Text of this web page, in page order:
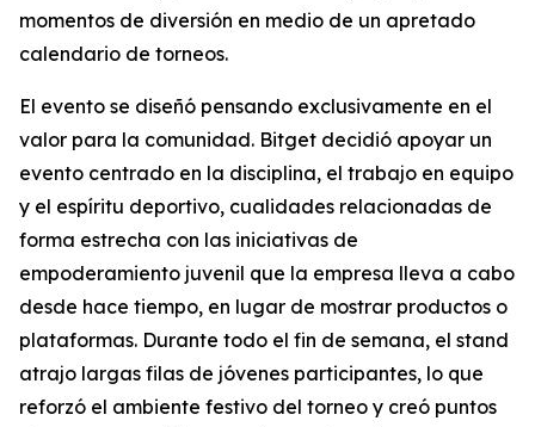
momentos de diversión en medio de un apretado
calendario de torneos.
El evento se diseñó pensando exclusivamente en el
valor para la comunidad. Bitget decidió apoyar un
evento centrado en la disciplina, el trabajo en equipo
y el espíritu deportivo, cualidades relacionadas de
forma estrecha con las iniciativas de
empoderamiento juvenil que la empresa lleva a cabo
desde hace tiempo, en lugar de mostrar productos o
plataformas. Durante todo el fin de semana, el stand
atrajo largas filas de jóvenes participantes, lo que
reforzó el ambiente festivo del torneo y creó puntos